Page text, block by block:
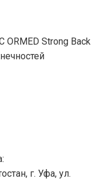
Strong Back
г. Уфа, ул.